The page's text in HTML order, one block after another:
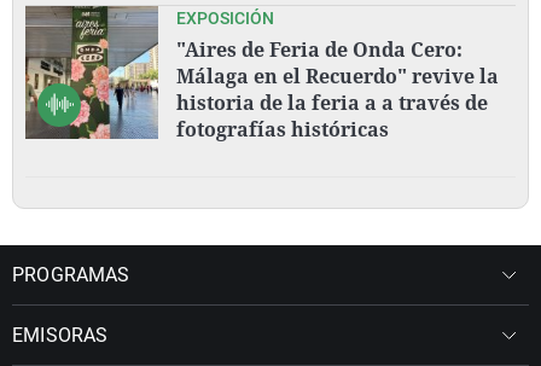
EXPOSICIÓN
"Aires de Feria de Onda Cero:
Málaga en el Recuerdo" revive la
historia de la feria a a través de
fotografías históricas
PROGRAMAS
EMISORAS